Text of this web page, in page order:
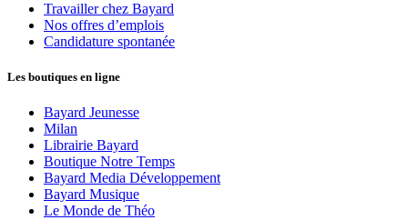
Travailler chez Bayard
Nos offres d’emplois
Candidature spontanée
Les boutiques en ligne
Bayard Jeunesse
Milan
Librairie Bayard
Boutique Notre Temps
Bayard Media Développement
Bayard Musique
Le Monde de Théo